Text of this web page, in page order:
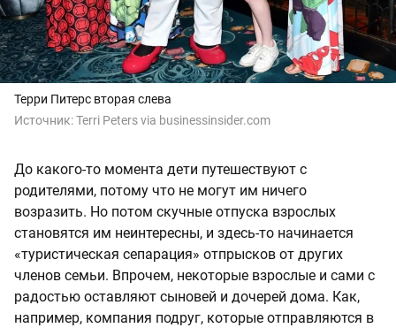
Терри Питерс вторая слева
Источник:Terri Peters via businessinsider.com
До какого-то момента дети путешествуют с
родителями, потому что не могут им ничего
возразить. Но потом скучные отпуска взрослых
становятся им неинтересны, и здесь-то начинается
«туристическая сепарация» отпрысков от других
членов семьи. Впрочем, некоторые взрослые и сами с
радостью оставляют сыновей и дочерей дома. Как,
например, компания подруг, которые отправляются в